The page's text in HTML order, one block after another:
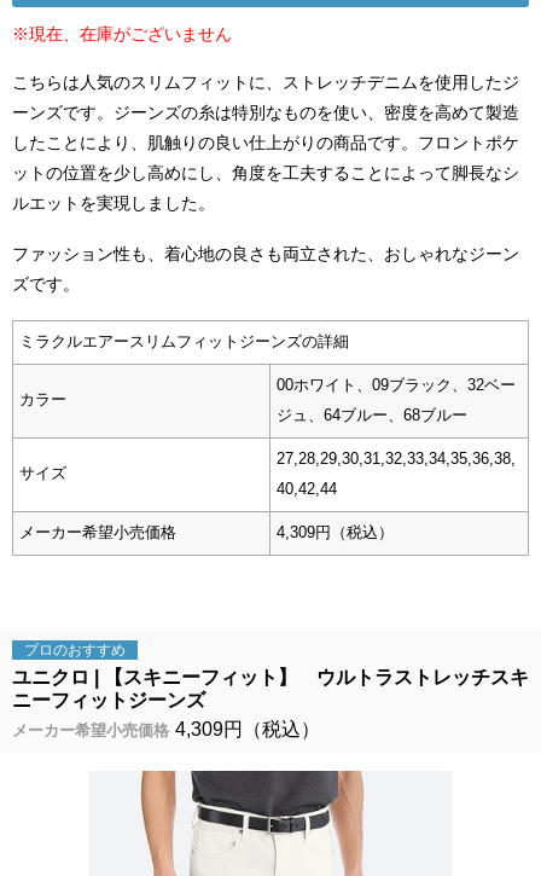
※現在、在庫がございません
こちらは人気のスリムフィットに、ストレッチデニムを使用したジ
ーンズです。ジーンズの糸は特別なものを使い、密度を高めて製造
したことにより、肌触りの良い仕上がりの商品です。フロントポケ
ットの位置を少し高めにし、角度を工夫することによって脚長なシ
ルエットを実現しました。
ファッション性も、着心地の良さも両立された、おしゃれなジーン
ズです。
ミラクルエアースリムフィットジーンズの詳細
カラー
00ホワイト、09ブラック、32ベー
ジュ、64ブルー、68ブルー
サイズ
27,28,29,30,31,32,33,34,35,36,38,
40,42,44
メーカー希望小売価格 4,309円（税込）
プロのおすすめ
ユニクロ
【スキニーフィット】 ウルトラストレッチスキ
ニーフィットジーンズ
メーカー希望小売価格 4,309円（税込）